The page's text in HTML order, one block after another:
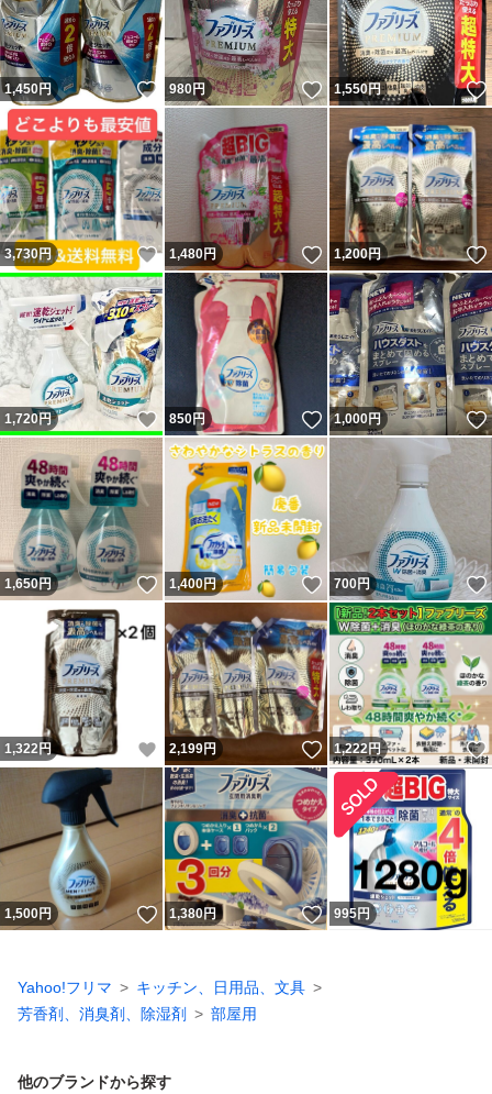
1,450円 いいね！
980円 いいね！
1,550円
3,730円 いいね！
1,480円 いいね！
1,200円
1,720円 いいね！
850円 いいね！
1,000円
1,650円 いいね！
1,400円 いいね！
700円
1,322円 いいね！
2,199円 いいね！
1,222円
1,500円 いいね！
1,380円 いいね！
995円
Yahoo!フリマ
キッチン、日用品、文具
芳香剤、消臭剤、除湿剤
部屋用
他のブランドから探す